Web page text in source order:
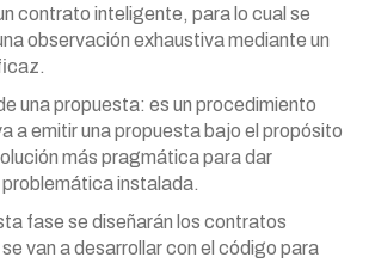
contrato inteligente, para lo cual se
observación exhaustiva mediante un
una propuesta: es un procedimiento
a emitir una propuesta bajo el propósito
más pragmática para dar
instalada.
fase se diseñarán los contratos
van a desarrollar con el código para